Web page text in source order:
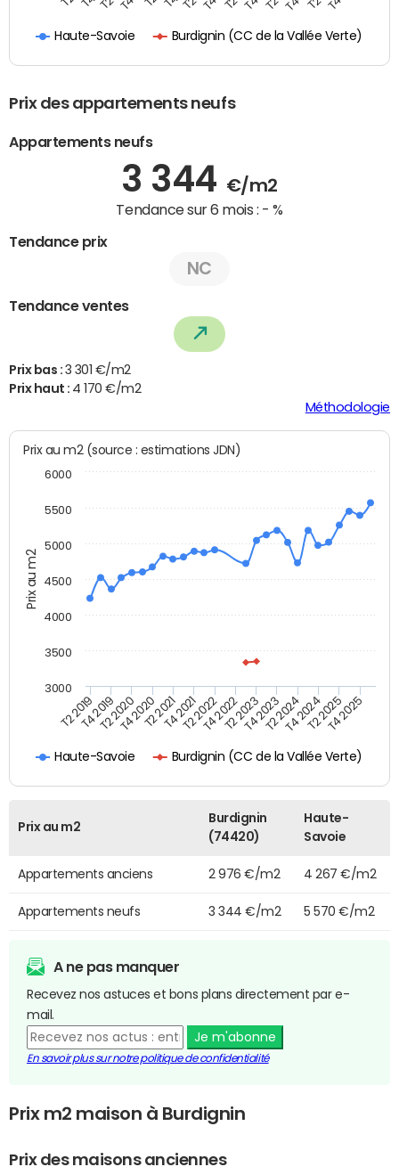
Haute-Savoie Burdignin (CC de la Vallée Verte)
Prix des appartements neufs
Appartements neufs
3 344 €/m2
Tendance sur 6 mois : - %
Tendance prix
NC
Tendance ventes
Prix bas : 3 301 €/m2
Prix haut : 4 170 €/m2
Méthodologie
Prix au m2
Prix au m2 (source : estimations JDN)
Haute-Savoie Burdignin (CC de la Vallée Verte)
T2 2019T4 2019T2 2020T4 2020T2 2021T4 2021T2 2022T4 2022T2 2023T4 2023T2 2024T4 2024T2 2025T4 2025
3000
3500
4000
4500
5000
5500
6000
Prix au m2
Burdignin
(74420)
Haute-
Savoie
Appartements anciens 2 976 €/m2 4 267 €/m2
Appartements neufs 3 344 €/m2 5 570 €/m2
A ne pas manquer
Recevez nos astuces et bons plans directement par e-
mail.
Je m'abonne
En savoir plus sur notre politique de confidentialité
Prix m2 maison à Burdignin
Prix des maisons anciennes